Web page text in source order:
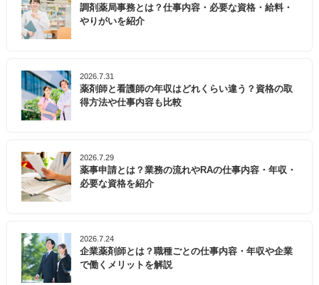
調剤薬局事務とは？仕事内容・必要な資格・給料・
やりがいを紹介
2026.7.31
薬剤師と看護師の年収はどれくらい違う？資格の取
得方法や仕事内容も比較
2026.7.29
薬事申請とは？業務の流れやRAの仕事内容・年収・
必要な資格を紹介
2026.7.24
企業薬剤師とは？職種ごとの仕事内容・年収や企業
で働くメリットを解説